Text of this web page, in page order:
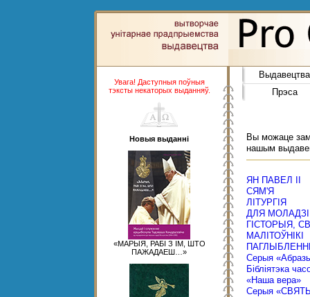
Увага! Даступныя поўныя
тэксты некаторых выданняў.
Новыя выданні
«МАРЫЯ, РАБІ З ІМ, ШТО
ПАЖАДАЕШ…»
Выдавецтва
Прэса
Вы можаце
нашым
ЯН ПАВЕЛ ІІ
СЯМ'Я
ЛІТУРГІЯ
ДЛЯ МОЛАДЗІ
ГІСТОРЫЯ,
МАЛІТОЎНІКІ
Серыя
Бібліятэка
«Наша вера»
Серыя